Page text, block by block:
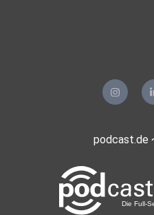
podcast.de